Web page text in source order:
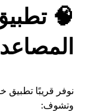
🧠
المصاعد
نوفر قريبًا
وتشوف: